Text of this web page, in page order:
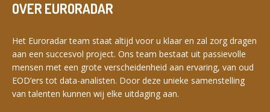
OVER EURORADAR
Het Euroradar team staat altijd voor u klaar en zal zorg dragen
aan een succesvol project. Ons team bestaat uit passievolle
mensen met een grote verscheidenheid aan ervaring, van oud
EOD’ers tot data-analisten. Door deze unieke samenstelling
van talenten kunnen wij elke uitdaging aan.